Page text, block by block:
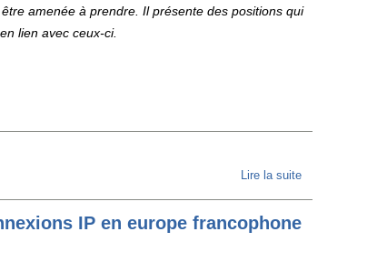
des
amenée à prendre. Il présente des positions qui
lien avec ceux-ci.
Lire la suite
Manifeste
IP en europe francophone